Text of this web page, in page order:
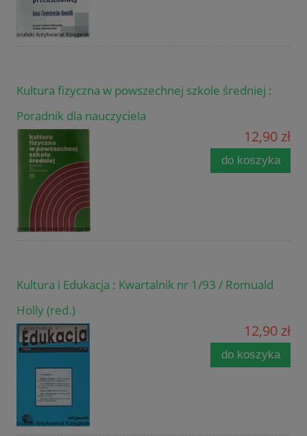
Kultura fizyczna w powszechnej szkole średniej :
Poradnik dla nauczyciela
12,90 zł
do koszyka
Kultura i Edukacja : Kwartalnik nr 1/93 / Romuald
Holly (red.)
12,90 zł
do koszyka